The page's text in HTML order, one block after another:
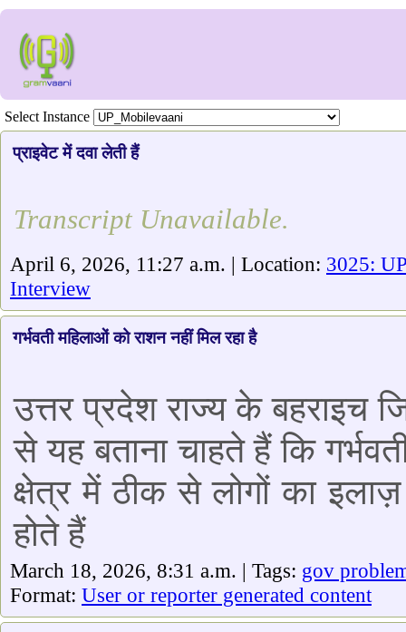
Select Instance
प्राइवेट में दवा लेती हैं
Transcript Unavailable.
April 6, 2026, 11:27 a.m. | Location: 3025: UP
Interview
गर्भवती महिलाओं को राशन नहीं मिल रहा है
उत्तर प्रदेश राज्य के बहराइच
से यह बताना चाहते हैं कि
क्षेत्र में ठीक से लोगों का इलाज़
होते हैं
March 18, 2026, 8:31 a.m. | Tags: gov
Format: User or reporter generated content